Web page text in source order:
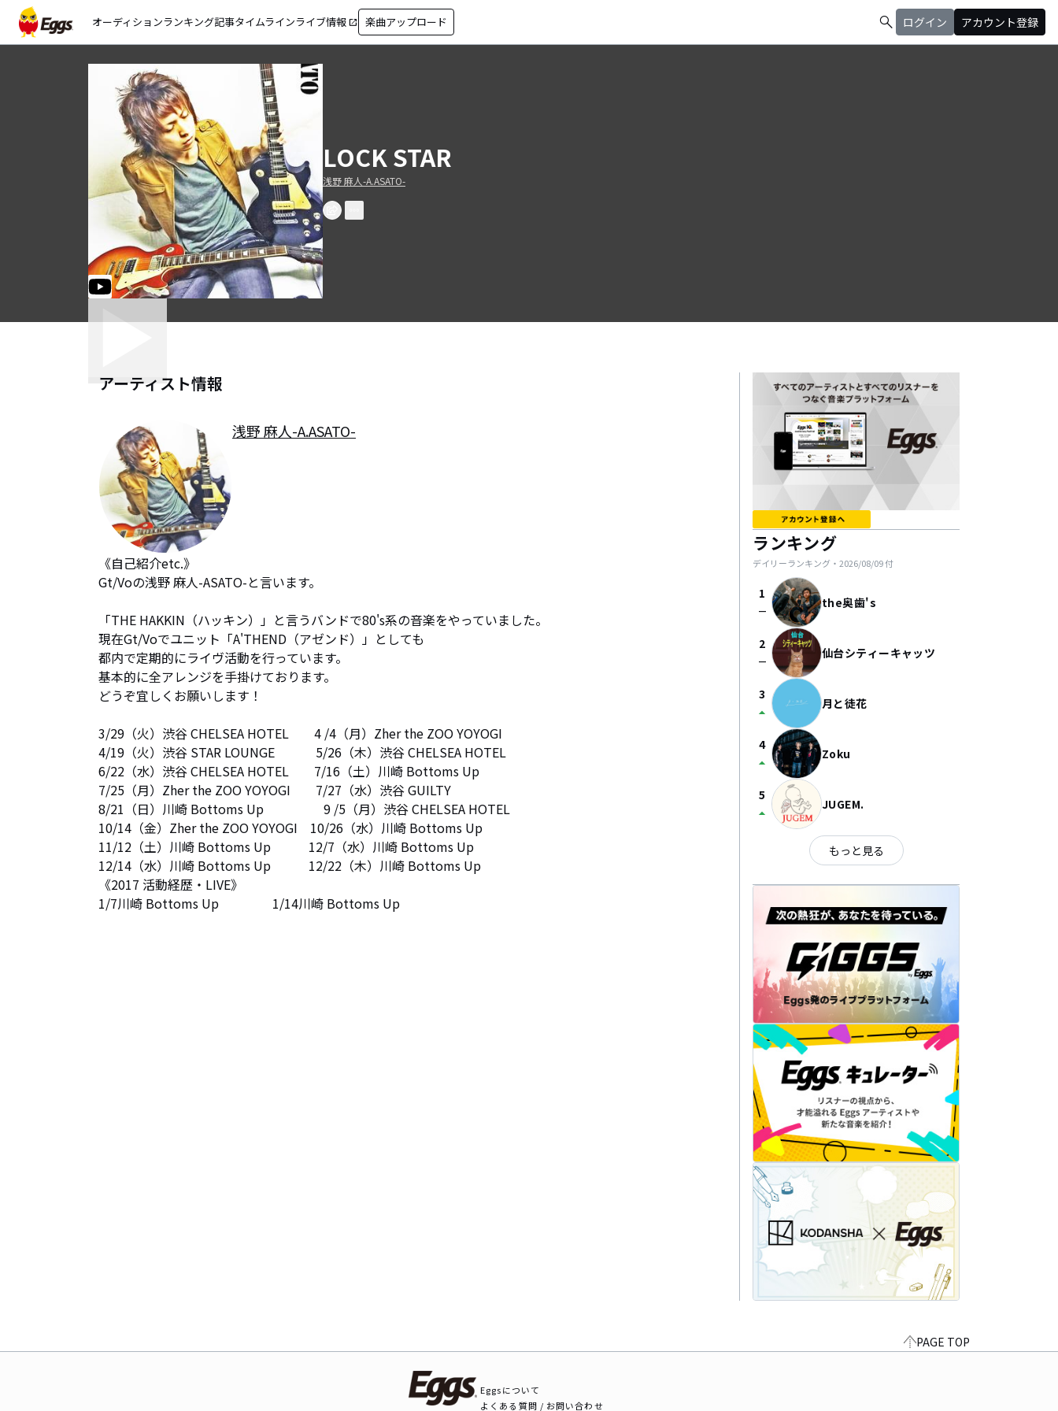
オーディションランキング記事タイムラインライブ情報 open_in_new 楽曲アップロード search ログイン アカウント登録
LOCK STAR
浅野 麻人-A.ASATO-
アーティスト情報
浅野 麻人-A.ASATO-
《自己紹介etc.》
Gt/Voの浅野 麻人-ASATO-と言います。
「THE HAKKIN（ハッキン）」と言うバンドで80's系の音楽をやっていました。
現在Gt/Voでユニット「A'THEND（アゼンド）」としても
都内で定期的にライヴ活動を行っています。
基本的に全アレンジを手掛けております。
どうぞ宜しくお願いします！
3/29（火）渋谷 CHELSEA HOTEL　　4 /4（月）Zher the ZOO YOYOGI
4/19（火）渋谷 STAR LOUNGE　　 　5/26（木）渋谷 CHELSEA HOTEL
6/22（水）渋谷 CHELSEA HOTEL　　7/16（土）川崎 Bottoms Up
7/25（月）Zher the ZOO YOYOGI　　7/27（水）渋谷 GUILTY
8/21（日）川崎 Bottoms Up　　　　   9 /5（月）渋谷 CHELSEA HOTEL
10/14（金）Zher the ZOO YOYOGI　10/26（水）川崎 Bottoms Up
11/12（土）川崎 Bottoms Up            12/7（水）川崎 Bottoms Up
12/14（水）川崎 Bottoms Up            12/22（木）川崎 Bottoms Up
《2017 活動経歴・LIVE》
1/7川崎 Bottoms Up                 1/14川崎 Bottoms Up
ランキング
デイリーランキング・ 2026/08/09付
1
check_indeterminate_small the奥歯's
2
check_indeterminate_small 仙台シティーキャッツ
3
arrow_drop_up 月と徒花
4
arrow_drop_up Zoku
5
arrow_drop_up JUGEM.
もっと見る
PAGE TOP
Eggsについて
よくある質問 / お問い合わせ